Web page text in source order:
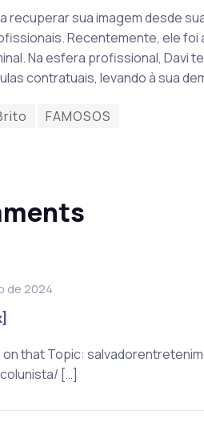
recuperar sua imagem desde
Recentemente, ele foi
Na esfera profissional, Davi
contratuais, levando à sua
FAMOSOS
de 2024
on that Topic:
[…]